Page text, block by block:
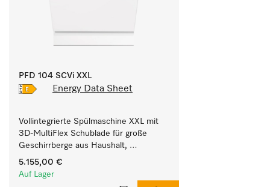
PFD 104 SCVi XXL
Energy Data Sheet
Vollintegrierte Spülmaschine XXL mit
3D-MultiFlex Schublade für große
Geschirrberge aus Haushalt,
Business-, Tee- und Spülküchen.
5.155,00 €
Auf Lager